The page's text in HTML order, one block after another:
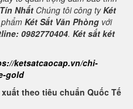
Nhất Chúng tôi công tyKét
Két Sắt Văn Phòng với
0982770404. Két sắt két
ketsatcaocap.vn/chi-
gold
xuất theo tiêu chuẩn Quốc Tế